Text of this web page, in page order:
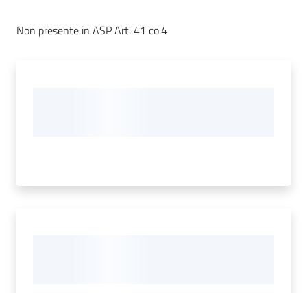
Non presente in ASP Art. 41 co.4